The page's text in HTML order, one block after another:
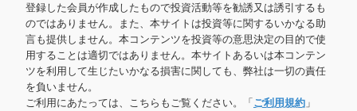
登録した会員が作成したもので投資活動等を勧誘又は誘引するも
のではありません。また、本サイトは投資等に関するいかなる助
言も提供しません。本コンテンツを投資等の意思決定の目的で使
用することは適切ではありません。本サイトあるいは本コンテン
ツを利用して生じたいかなる損害に関しても、弊社は一切の責任
を負いません。
ご利用にあたっては、こちらもご覧ください。「 ご利用規約 」